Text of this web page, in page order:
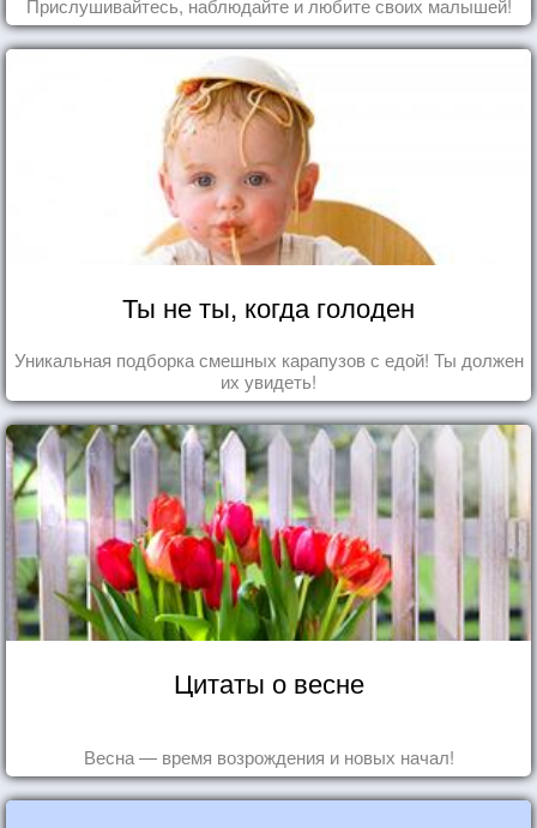
Прислушивайтесь, наблюдайте и любите своих малышей!
Ты не ты, когда голоден
Уникальная подборка смешных карапузов с едой! Ты должен
их увидеть!
Цитаты о весне
Весна — время возрождения и новых начал!